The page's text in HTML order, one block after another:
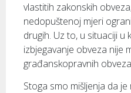
vlastitih zakonskih
nedopuštenoj mjeri
drugih. Uz to, u situaciji
izbjegavanje obveza nije
građanskopravnih
Stoga smo mišljenja da